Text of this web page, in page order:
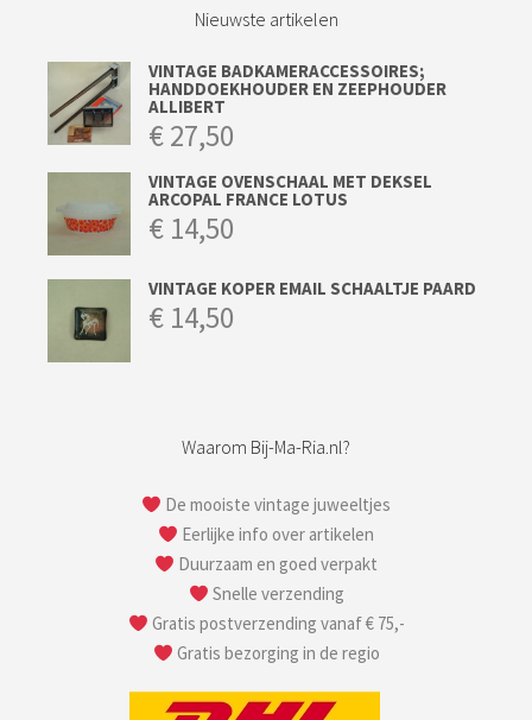
Nieuwste artikelen
VINTAGE BADKAMERACCESSOIRES;
HANDDOEKHOUDER EN ZEEPHOUDER
ALLIBERT
€27,50
VINTAGE OVENSCHAAL MET DEKSEL
ARCOPAL FRANCE LOTUS
€ 14,50
VINTAGE KOPER EMAIL SCHAALTJE PAARD
€ 14,50
Waarom Bij-Ma-Ria.nl?
De mooiste vintage juweeltjes
Eerlijke info over artikelen
Duurzaam en goed verpakt
Snelle verzending
Gratis postverzending vanaf € 75,-
Gratis bezorging in de regio